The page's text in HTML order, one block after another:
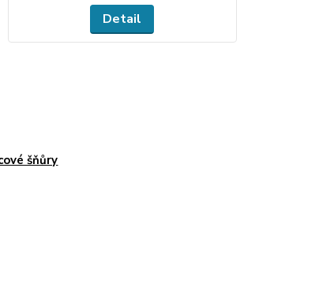
Detail
šňůry